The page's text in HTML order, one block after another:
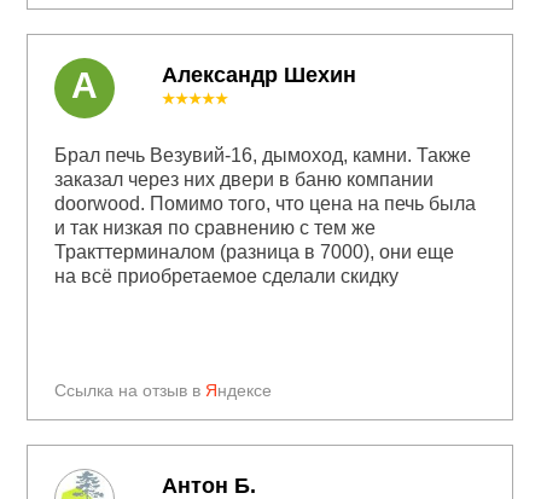
Антон Б.
Александр Шехин
Ссылка на отзыв в Яндексе
★★★★★
Брал печь Везувий-16, дымоход, камни. Также
заказал через них двери в баню компании
doorwood. Помимо того, что цена на печь была
и так низкая по сравнению с тем же
Тракттерминалом (разница в 7000), они еще
на всё приобретаемое сделали скидку
А